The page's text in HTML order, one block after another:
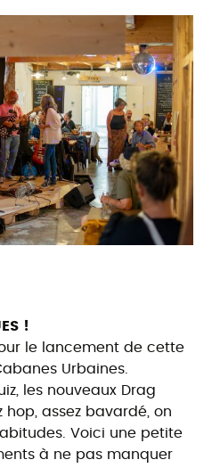
!
le lancement de cette
Urbaines.
les nouveaux Drag
hop, assez bavardé, on
Voici une petite
à ne pas manquer